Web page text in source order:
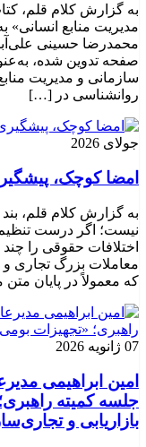
به گزارش کلام قلم،
مدیریت منابع انسانی»
صفحه تدوین شده،
سازمانی و مدیریت
روانشناسی در […]
جولای 2026
امضا کوچک،
به گزارش کلام قلم،
نیست؛ اگر درست
اختلافات حقوقی را چند
معاملات بزرگ تجاری و
که معمولاً در پایان
07 ژانویه 2026
امین ابراهیمی
جلسه کمیته
بازاریابی و